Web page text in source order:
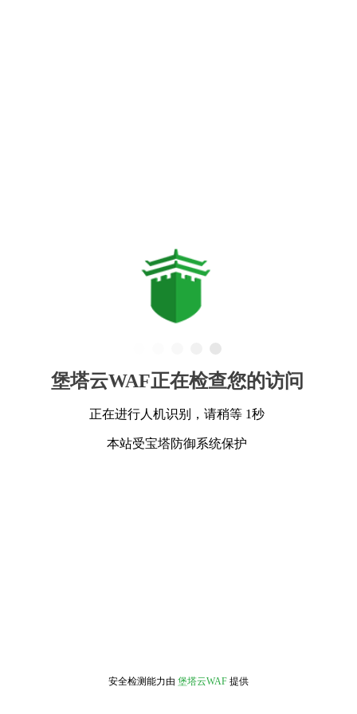
堡塔云WAF正在检查您的访问
正在进行人机识别，请稍等 1秒
本站受宝塔防御系统保护
安全检测能力由 堡塔云WAF 提供